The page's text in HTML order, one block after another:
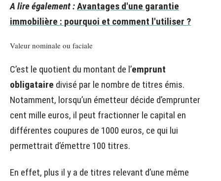
A lire également :Avantages d'une garantie
immobilière : pourquoi et comment l'utiliser ?
Valeur nominale ou faciale
C’est le quotient du montant de l’emprunt
obligataire divisé par le nombre de titres émis.
Notamment, lorsqu’un émetteur décide d’emprunter
cent mille euros, il peut fractionner le capital en
différentes coupures de 1000 euros, ce qui lui
permettrait d’émettre 100 titres.
En effet, plus il y a de titres relevant d’une même